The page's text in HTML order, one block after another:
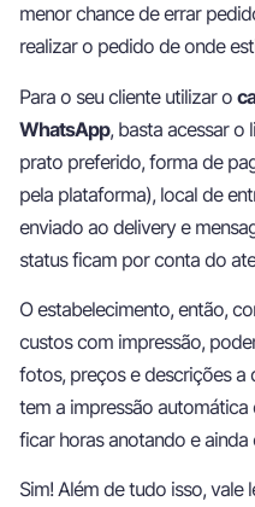
menor chance de errar
realizar o pedido de onde
Para o seu cliente utilizar o
WhatsApp, basta acessar o
prato preferido, forma de
pela plataforma), local de
enviado ao delivery e
status ficam por conta do
O estabelecimento, então,
custos com impressão,
fotos, preços e descrições a
tem a impressão
ficar horas anotando e ainda
Sim! Além de tudo isso,